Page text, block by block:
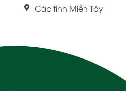
Các tỉnh Miền Tây